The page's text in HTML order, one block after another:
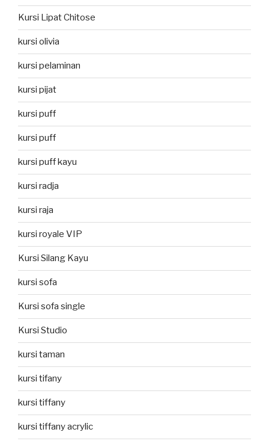
Kursi Lipat Chitose
kursi olivia
kursi pelaminan
kursi pijat
kursi puff
kursi puff
kursi puff kayu
kursi radja
kursi raja
kursi royale VIP
Kursi Silang Kayu
kursi sofa
Kursi sofa single
Kursi Studio
kursi taman
kursi tifany
kursi tiffany
kursi tiffany acrylic